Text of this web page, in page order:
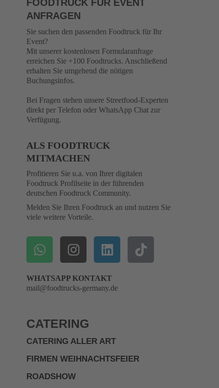
FOODTRUCK FÜR EVENT
ANFRAGEN
Sie suchen den passenden Foodtruck für Ihr
Event?
Mit unserer kostenlosen Formularanfrage
erreichen Sie +100 Foodtrucks. Anschließend
erhalten Sie umgehend die nötigen
Buchungsinfos.
Bei Fragen stehen unsere Streetfood-Experten
direkt per Telefon oder WhatsApp Chat zur
Verfügung.
ALS FOODTRUCK
MITMACHEN
Profitieren Sie u.a. von Ihrer digitalen
Foodtruck Profilseite in der führenden
deutschen Foodtruck Community.
Melden Sie Ihren Foodtruck an und nutzen Sie
viele weitere Vorteile.
WHATSAPP KONTAKT
mail@foodtrucks-germany.de
CATERING
CATERING ALLER ART
FIRMEN WEIHNACHTSFEIER
ROADSHOW